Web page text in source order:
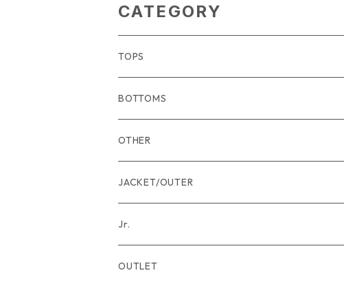
CATEGORY
TOPS
BOTTOMS
OTHER
アクセサリー
バッグ
帽子
JACKET/OUTER
Jr.
TOPS
OUTLET